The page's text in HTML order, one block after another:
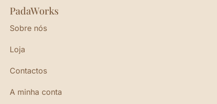
PadaWorks
Sobre nós
Loja
Contactos
A minha conta